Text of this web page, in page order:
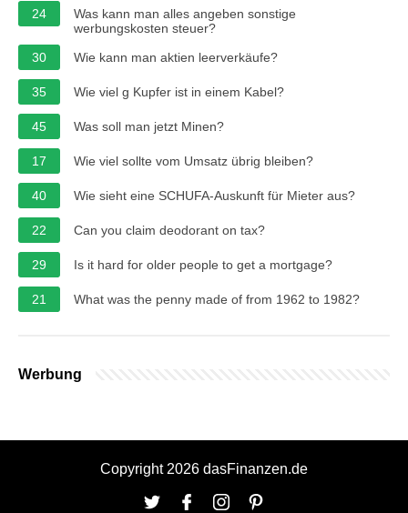
24
Was kann man alles angeben sonstige
werbungskosten steuer?
30
Wie kann man aktien leerverkäufe?
35 Wie viel g Kupfer ist in einem Kabel?
45 Was soll man jetzt Minen?
17 Wie viel sollte vom Umsatz übrig bleiben?
40 Wie sieht eine SCHUFA-Auskunft für Mieter aus?
22 Can you claim deodorant on tax?
29 Is it hard for older people to get a mortgage?
21 What was the penny made of from 1962 to 1982?
Werbung
Copyright 2026 dasFinanzen.de